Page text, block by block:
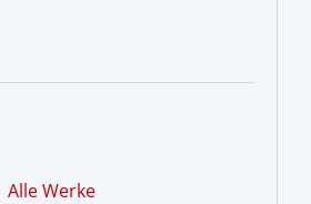
Alle Werke